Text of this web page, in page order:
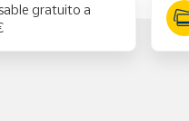
gratuito a